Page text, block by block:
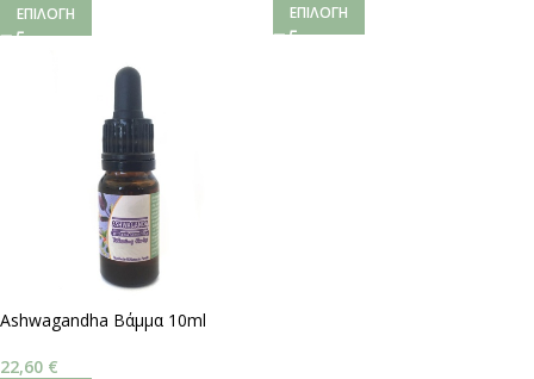
ΕΠΙΛΟΓΉ ΕΠΙΛΟΓΉ
Ashwagandha Βάμμα 10ml
22,60 €